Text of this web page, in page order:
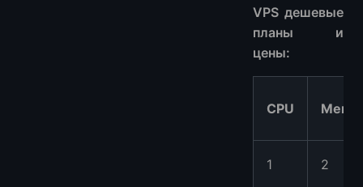
VPS дешевые
планы и
цены:
CPU
1 2